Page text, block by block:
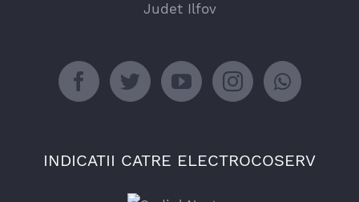
Judet Ilfov
INDICATII CATRE ELECTROCOSERV